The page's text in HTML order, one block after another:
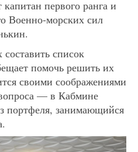
первого ранга и
Военно-морских сил
список
помочь решить их
своими соображениями
— в Кабмине
портфеля, занимающийся